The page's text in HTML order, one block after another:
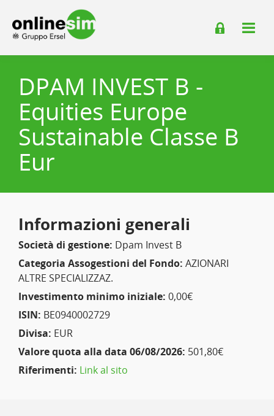
DPAM INVEST B -
Equities Europe
Sustainable Classe B
Eur
Informazioni generali
Società di gestione: Dpam Invest B
Categoria Assogestioni del Fondo: AZIONARI
ALTRE SPECIALIZZAZ.
Investimento minimo iniziale: 0,00€
ISIN: BE0940002729
Divisa: EUR
Valore quota alla data 06/08/2026: 501,80€
Riferimenti: Link al sito